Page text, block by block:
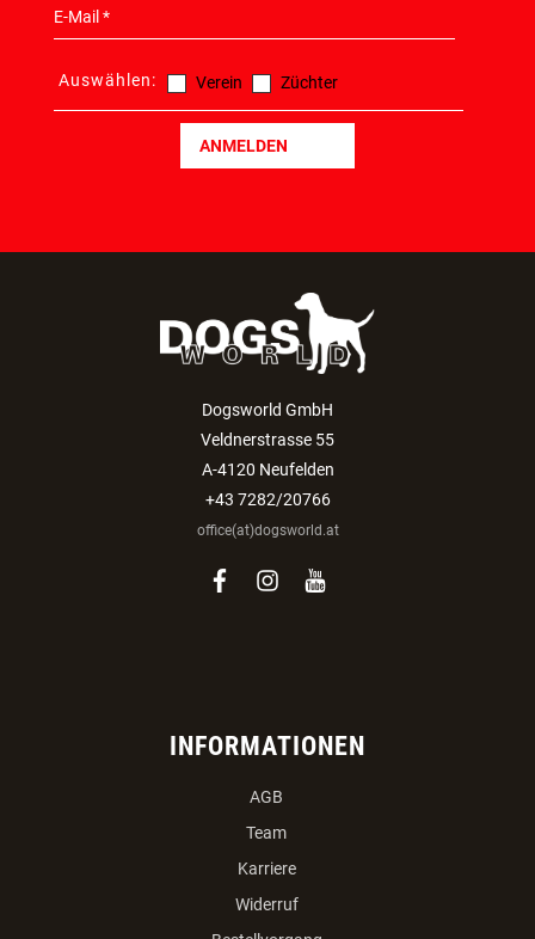
Auswählen: Verein Züchter
ANMELDEN
Dogsworld GmbH
Veldnerstrasse 55
A-4120 Neufelden
+43 7282/20766
office(at)dogsworld.at
facebook
instagram
youtube
INFORMATIONEN
AGB
Team
Karriere
Widerruf